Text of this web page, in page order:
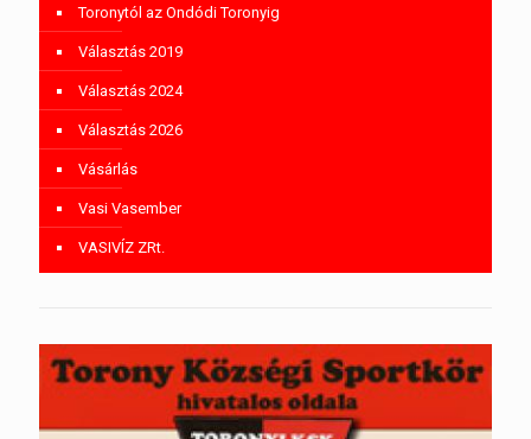
Toronytól az Ondódi Toronyig
Választás 2019
Választás 2024
Választás 2026
Vásárlás
Vasi Vasember
VASIVÍZ ZRt.